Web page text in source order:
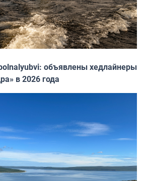
объявлены хедлайнеры
в 2026 года